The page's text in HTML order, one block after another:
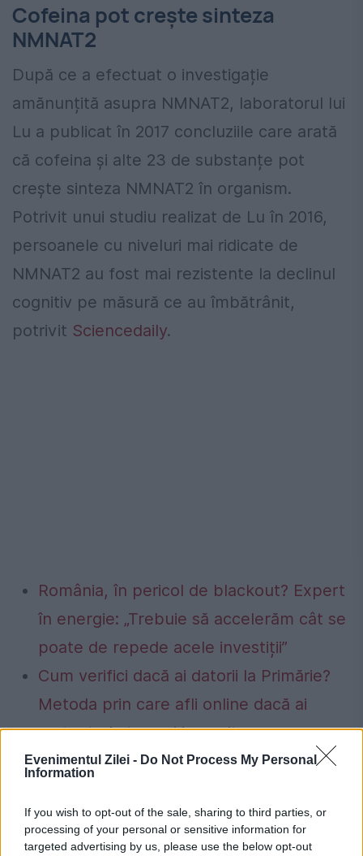
Evenimentul Zilei - Do Not Process My Personal
Information
If you wish to opt-out of the sale, sharing to third parties, or
processing of your personal or sensitive information for
targeted advertising by us, please use the below opt-out
Cofeina pot crește sinteza
NMNAT2
După ce a efectuat o investigație
amănunțită asupra NMNAT2, laboratorul lui
Lu a publicat în 2017 concluziile care arată
că cofeina și alte 23 de substanțe pot
crește sinteza NMNAT2 în organism.
Potrivit unui studiu realizat de Lu în 2016,
persoanele cu niveluri mai ridicate de
NMNAT2 au fost mai rezistente la declinul
cognitiv pe măsură ce au îmbătrânit,
potrivit Sciencedaily.
România, în pericol de blackout? Expert
în energie: „Trebuie să accelerăm cât se
poate de repede acele investiții”
Cum verifici dacă ai datorii la Primărie?
Metoda prin care afli online dacă ai
restanțe la taxe și impozite
boli enzime parkinson